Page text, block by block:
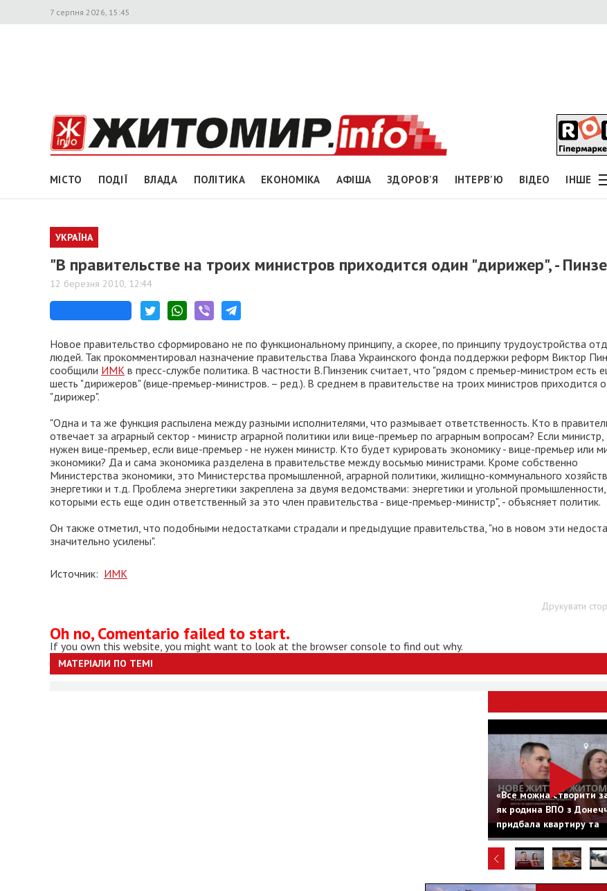
7 серпня 2026, 15:45
МІСТО ПОДІЇ ВЛАДА ПОЛІТИКА ЕКОНОМІКА АФІША ЗДОРОВ'Я ІНТЕРВ'Ю ВІДЕО ІНШЕ
УКРАЇНА
"В правительстве на троих министров приходится один "дирижер", -
12 березня 2010, 12:44
Новое правительство сформировано не по функциональному принципу, а скорее, по принципу трудоустройства
людей. Так прокомментировал назначение правительства Глава Украинского фонда поддержки реформ Виктор
сообщили ИМК в пресс-службе политика. В частности В.Пинзеник считает, что "рядом с премьер-министром есть
шесть "дирижеров" (вице-премьер-министров. – ред.). В среднем в правительстве на троих министров приходится
"дирижер".
"Одна и та же функция распылена между разными исполнителями, что размывает ответственность. Кто в
отвечает за аграрный сектор - министр аграрной политики или вице-премьер по аграрным вопросам? Если министр,
нужен вице-премьер, если вице-премьер - не нужен министр. Кто будет курировать экономику - вице-премьер или
экономики? Да и сама экономика разделена в правительстве между восьмью министрами. Кроме собственно
Министерства экономики, это Министерства промышленной, аграрной политики, жилищно-коммунального
энергетики и т.д. Проблема энергетики закреплена за двумя ведомствами: энергетики и угольной
которыми есть еще один ответственный за это член правительства - вице-премьер-министр", - объясняет политик.
Он также отметил, что подобными недостатками страдали и предыдущие правительства, "но в новом эти
значительно усилены".
Источник: ИМК
Друкувати
Oh no, Comentario failed to start.
If you own this website, you might want to look at the browser console to find out why.
МАТЕРІАЛИ ПО ТЕМІ
«Все можна створити
як родина ВПО з
придбала квартиру та
адаптувалася у